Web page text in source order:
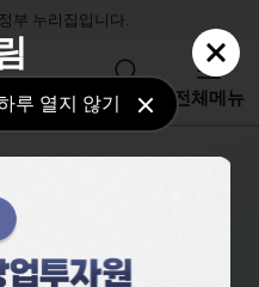
루 열지 않기
문 바로가기
메뉴 바로가기
단메뉴 바로가기
부 누리집입니다.
검색 전체메뉴